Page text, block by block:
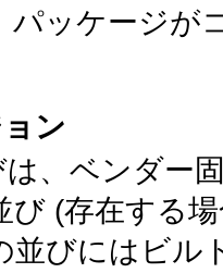
パッケージが
ン
、ベンダー
び (存在する
並びにはビル